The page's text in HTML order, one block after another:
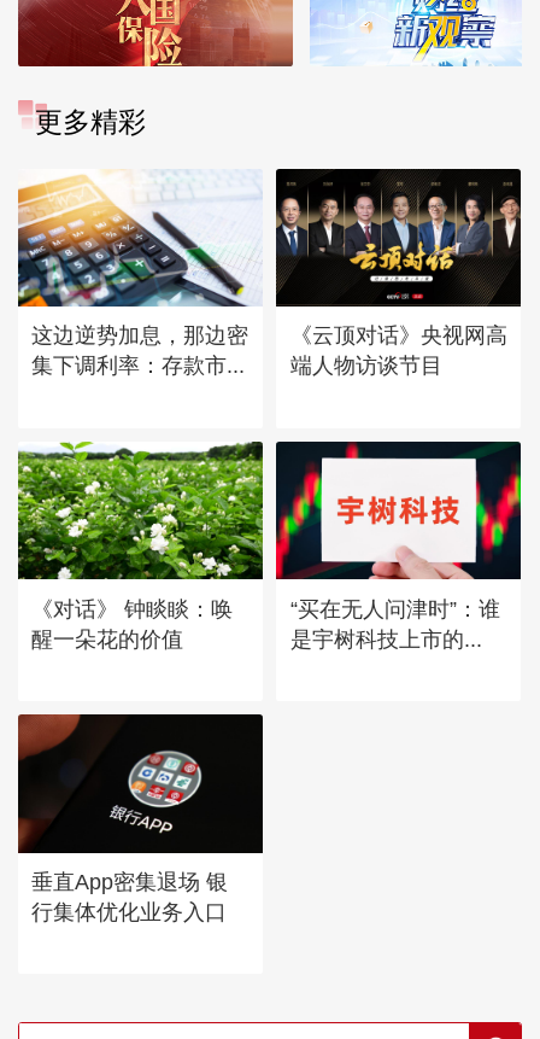
更多精彩
这边逆势加息，那边密
集下调利率：存款市...
《云顶对话》央视网高
端人物访谈节目
《对话》 钟睒睒：唤
醒一朵花的价值
“买在无人问津时”：谁
是宇树科技上市的...
垂直App密集退场 银
行集体优化业务入口